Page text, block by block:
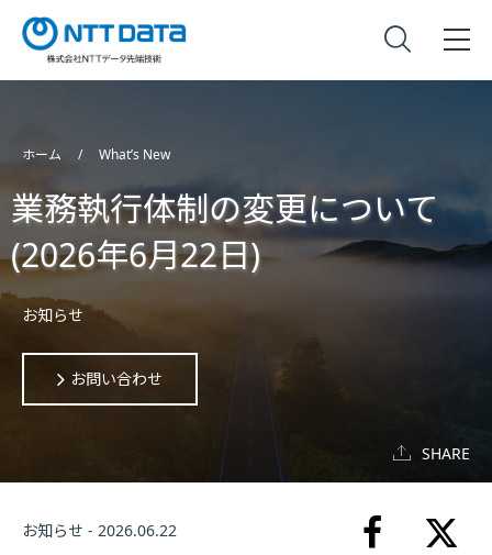
ホーム What’s New
業務執行体制の変更について
(2026年6月22日)
お知らせ
お問い合わせ
SHARE
お知らせ - 2026.06.22